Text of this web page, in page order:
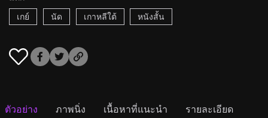
เกย์
นัด เกาหลีใต้ หนังสั้น
ตัวอย่าง ภาพนิ่ง เนื้อหาที่แนะนำ รายละเอียด